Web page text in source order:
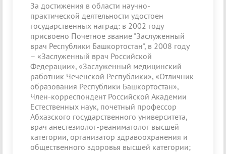
За достижения в области научно-
практической деятельности удостоен
государственных наград: в 2002 году
присвоено Почетное звание "Заслуженный
врач Республики Башкортостан", в 2008 году
– «Заслуженный врач Российской
Федерации», «Заслуженный медицинский
работник Чеченской Республики», «Отличник
образования Республики Башкортостан»,
Член-корреспондент Российской Академии
Естественных наук, почетный профессор
Абхазского государственного университета,
врач анестезиолог-реаниматолог высшей
категории, организатор здравоохранения и
общественного здоровья высшей категории;